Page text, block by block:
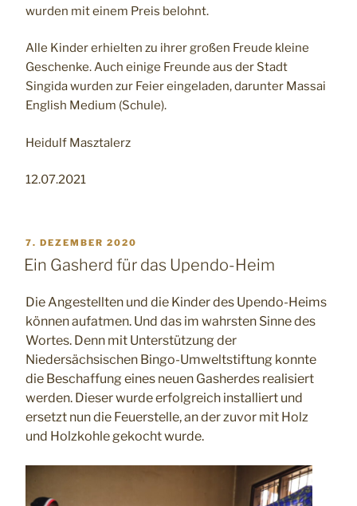
wurden mit einem Preis belohnt.
Alle Kinder erhielten zu ihrer großen Freude kleine
Geschenke. Auch einige Freunde aus der Stadt
Singida wurden zur Feier eingeladen, darunter Massai
English Medium (Schule).
Heidulf Masztalerz
12.07.2021
VERÖFFENTLICHT
AM
7. DEZEMBER 2020
Ein Gasherd für das Upendo-Heim
Die Angestellten und die Kinder des Upendo-Heims
können aufatmen. Und das im wahrsten Sinne des
Wortes. Denn mit Unterstützung der
Niedersächsischen Bingo-Umweltstiftung konnte
die Beschaffung eines neuen Gasherdes realisiert
werden. Dieser wurde erfolgreich installiert und
ersetzt nun die Feuerstelle, an der zuvor mit Holz
und Holzkohle gekocht wurde.